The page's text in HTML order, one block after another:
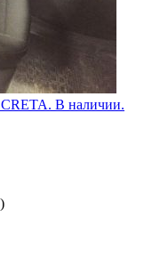
В наличии.